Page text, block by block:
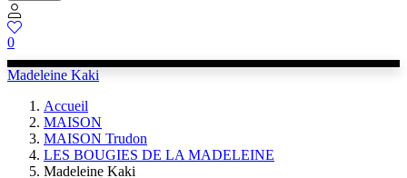
0
Madeleine Kaki
Accueil
MAISON
MAISON Trudon
LES BOUGIES DE LA MADELEINE
Madeleine Kaki